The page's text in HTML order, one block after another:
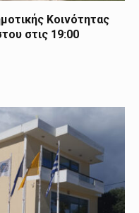
Κοινότητας
στις 19:00